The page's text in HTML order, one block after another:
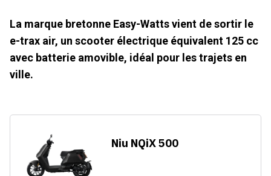
La marque bretonne Easy-Watts vient de sortir le
e-trax air, un scooter électrique équivalent 125 cc
avec batterie amovible, idéal pour les trajets en
ville.